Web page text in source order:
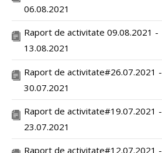
06.08.2021
Raport de activitate 09.08.2021 -
13.08.2021
Raport de activitate#26.07.2021 -
30.07.2021
Raport de activitate#19.07.2021 -
23.07.2021
Raport de activitate#12.07.2021 -